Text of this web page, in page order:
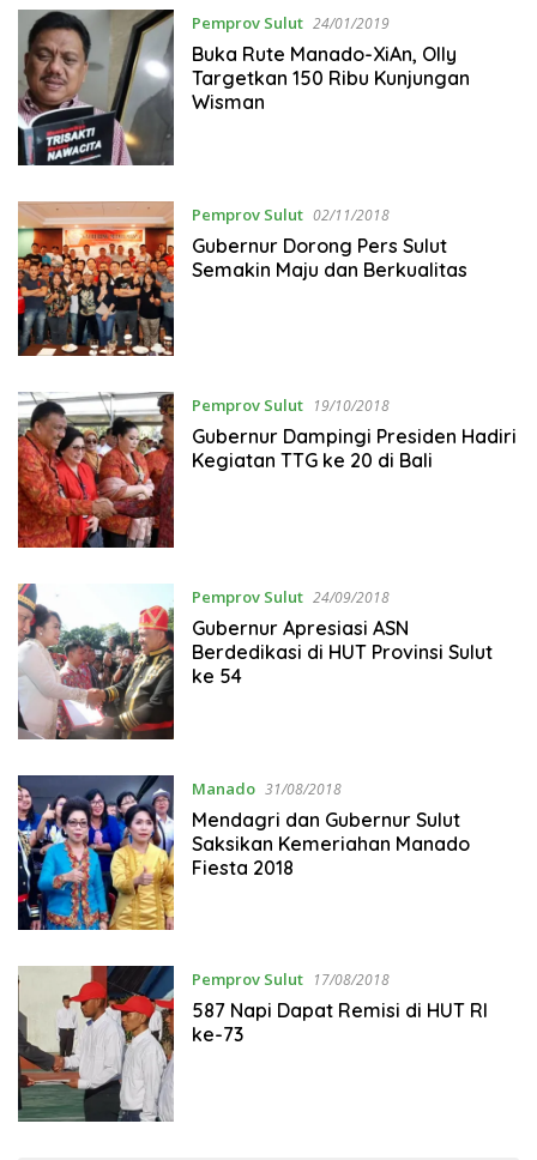
Pemprov Sulut 24/01/2019
Buka Rute Manado-XiAn, Olly
Targetkan 150 Ribu Kunjungan
Wisman
Pemprov Sulut 02/11/2018
Gubernur Dorong Pers Sulut
Semakin Maju dan Berkualitas
Pemprov Sulut 19/10/2018
Gubernur Dampingi Presiden Hadiri
Kegiatan TTG ke 20 di Bali
Pemprov Sulut 24/09/2018
Gubernur Apresiasi ASN
Berdedikasi di HUT Provinsi Sulut
ke 54
Manado 31/08/2018
Mendagri dan Gubernur Sulut
Saksikan Kemeriahan Manado
Fiesta 2018
Pemprov Sulut 17/08/2018
587 Napi Dapat Remisi di HUT RI
ke-73